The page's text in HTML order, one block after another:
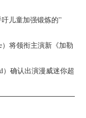
儿童加强锻炼的”
）将领衔主演新《加勒
）确认出演漫威迷你超